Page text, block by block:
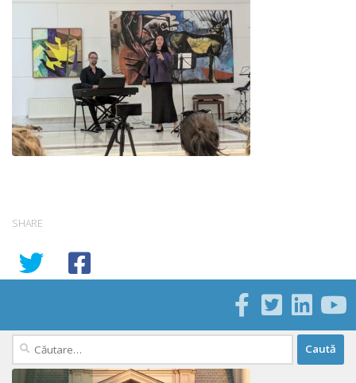
SHARE
Caută
după: